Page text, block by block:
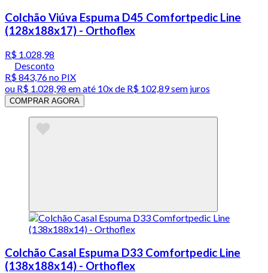
Colchão Viúva Espuma D45 Comfortpedic Line
(128x188x17) - Orthoflex
R$ 1.028,98
Desconto
R$ 843,76no PIX
ou R$ 1.028,98 em até 10x de R$ 102,89 sem juros
COMPRAR AGORA
Colchão Casal Espuma D33 Comfortpedic Line
(138x188x14) - Orthoflex